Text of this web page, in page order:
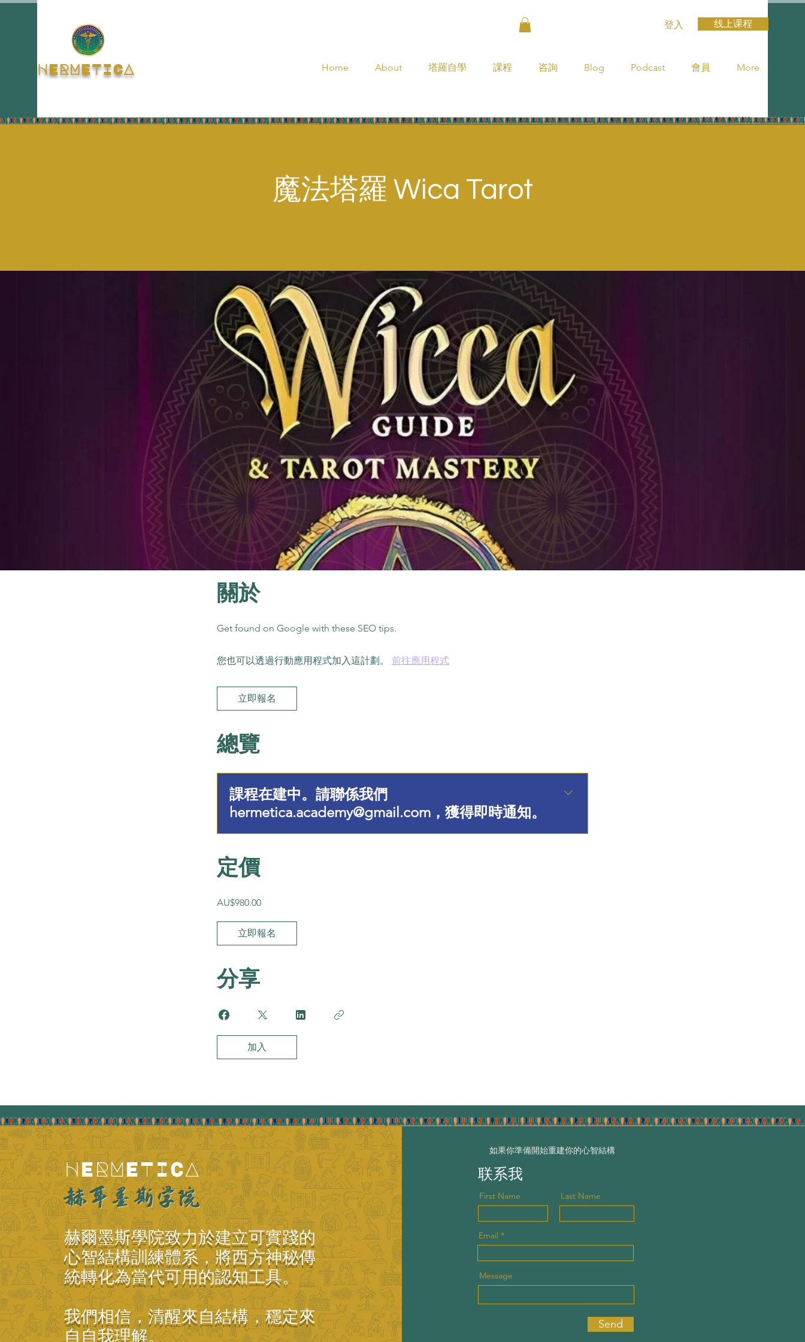
HERMETICA
登入 线上课程
Home About 塔羅自學 課程 咨詢 Blog Podcast 會員 More
魔法塔羅 Wica Tarot
關於
Get found on Google with these SEO tips.
您也可以透過行動應用程式加入這計劃。 前往應用程式
立即報名
總覽
課程在建中。請聯係我們
hermetica.academy@gmail.com，獲得即時通知。
定價
AU$980.00
立即報名
分享
加入
HERMETICA
赫耳墨斯学院
赫爾墨斯學院致力於建立可實踐的
心智結構訓練體系，將西方神秘傳
統轉化為當代可用的認知工具。
我們相信，清醒來自結構，穩定來
自自我理解。
联系我
First Name Last Name
Email
Message
Send
如果你準備開始重建你的心智結構